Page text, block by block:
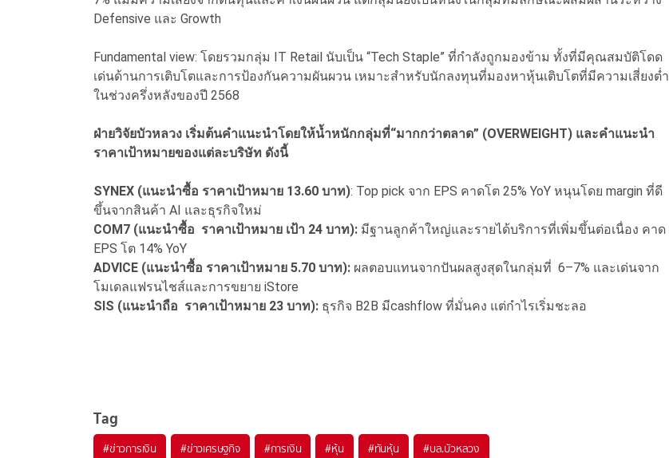
Defensive และ Growth
Fundamental view: โดยรวมกลุ่ม IT Retail นับเป็น “Tech Staple” ที่กำลังถูกมองข้าม ทั้งที่มีคุณสมบัติโดด
เด่นด้านการเติบโตและการป้องกันความผันผวน เหมาะสำหรับนักลงทุนที่มองหาหุ้นเติบโตที่มีความเสี่ยงต่ำ
ในช่วงครึ่งหลังของปี 2568
ฝ่ายวิจัยบัวหลวง เริ่มต้นคำแนะนำโดยให้น้ำหนักกลุ่มที่“มากกว่าตลาด” (OVERWEIGHT) และคำแนะนำ
ราคาเป้าหมายของแต่ละบริษัท ดังนี้
SYNEX (แนะนำซื้อ ราคาเป้าหมาย 13.60 บาท): Top pick จาก EPS คาดโต 25% YoY หนุนโดย margin ที่ดี
ขึ้นจากสินค้า AI และธุรกิจใหม่
COM7 (แนะนำซื้อ ราคาเป้าหมาย เป้า 24 บาท): มีฐานลูกค้าใหญ่และรายได้บริการที่เพิ่มขึ้นต่อเนื่อง คาด
EPS โต 14% YoY
ADVICE (แนะนำซื้อ ราคาเป้าหมาย 5.70 บาท): ผลตอบแทนจากปันผลสูงสุดในกลุ่มที่ 6–7% และเด่นจาก
โมเดลแฟรนไชส์และการขยาย iStore
SIS (แนะนำถือ ราคาเป้าหมาย 23 บาท): ธุรกิจ B2B มีcashflow ที่มั่นคง แต่กำไรเริ่มชะลอ
Tag
#ข่าวการเงิน #ข่าวเศรษฐกิจ #การเงิน #หุ้น #ทันหุ้น #บล.บัวหลวง